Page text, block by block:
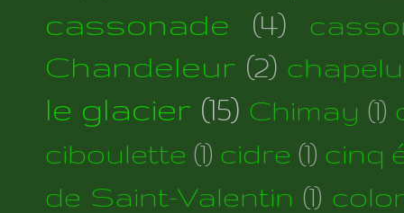
cassonade
(4)
Chandeleur (2)
le glacier (15) Chimay (1)
ciboulette (1) cidre (1) cinq
de Saint-Valentin (1)